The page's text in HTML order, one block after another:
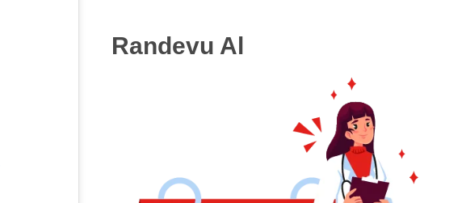
Randevu Al